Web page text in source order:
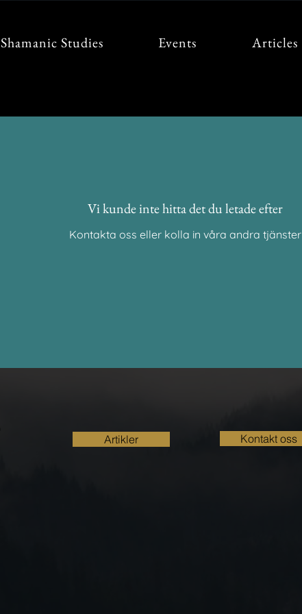
Shamanic Studies Events Articles
Vi kunde inte hitta det du letade efter
Kontakta oss eller kolla in våra andra tjänster
Artikler Kontakt oss